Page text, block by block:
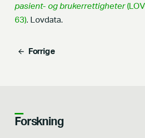
pasient- og brukerrettigheter
63). Lovdata.
Forrige
Forskning